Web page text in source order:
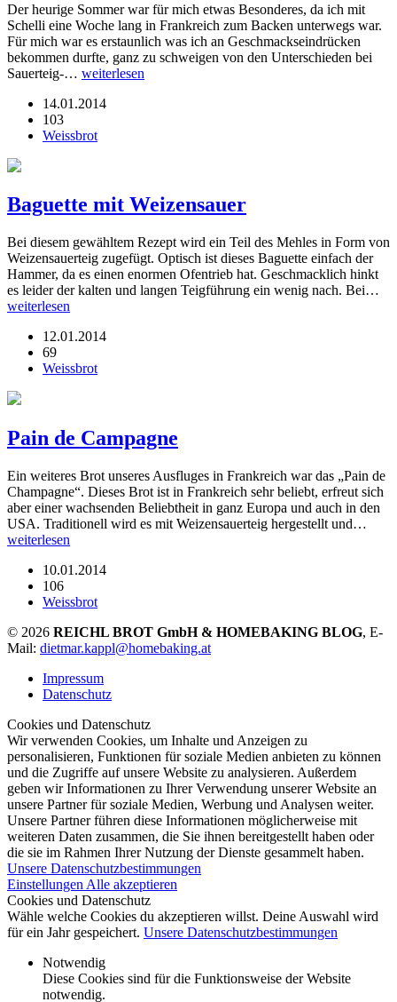
Der heurige Sommer war für mich etwas Besonderes, da ich mit
Schelli eine Woche lang in Frankreich zum Backen unterwegs war.
Für mich war es erstaunlich was ich an Geschmackseindrücken
bekommen durfte, ganz zu schweigen von den Unterschieden bei
Sauerteig-… weiterlesen
14.01.2014
103
Weissbrot
Baguette mit Weizensauer
Bei diesem gewähltem Rezept wird ein Teil des Mehles in Form von
Weizensauerteig zugefügt. Optisch ist dieses Baguette einfach der
Hammer, da es einen enormen Ofentrieb hat. Geschmacklich hinkt
es leider der kalten und langen Teigführung ein wenig nach. Bei…
weiterlesen
12.01.2014
69
Weissbrot
Pain de Campagne
Ein weiteres Brot unseres Ausfluges in Frankreich war das „Pain de
Champagne“. Dieses Brot ist in Frankreich sehr beliebt, erfreut sich
aber einer wachsenden Beliebtheit in ganz Europa und auch in den
USA. Traditionell wird es mit Weizensauerteig hergestellt und…
weiterlesen
10.01.2014
106
Weissbrot
© 2026 REICHL BROT GmbH & HOMEBAKING BLOG, E-
Mail: dietmar.kappl@homebaking.at
Impressum
Datenschutz
Cookies und Datenschutz
Wir verwenden Cookies, um Inhalte und Anzeigen zu
personalisieren, Funktionen für soziale Medien anbieten zu können
und die Zugriffe auf unsere Website zu analysieren. Außerdem
geben wir Informationen zu Ihrer Verwendung unserer Website an
unsere Partner für soziale Medien, Werbung und Analysen weiter.
Unsere Partner führen diese Informationen möglicherweise mit
weiteren Daten zusammen, die Sie ihnen bereitgestellt haben oder
die sie im Rahmen Ihrer Nutzung der Dienste gesammelt haben.
Unsere Datenschutzbestimmungen
Einstellungen Alle akzeptieren
Cookies und Datenschutz
Wähle welche Cookies du akzeptieren willst. Deine Auswahl wird
für ein Jahr gespeichert. Unsere Datenschutzbestimmungen
Notwendig
Diese Cookies sind für die Funktionsweise der Website
notwendig.